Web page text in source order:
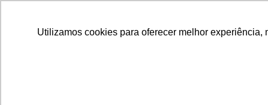
Utilizamos cookies para oferecer melhor